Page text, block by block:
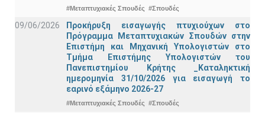
#Μεταπτυχιακές Σπουδές #Σπουδές
09/06/2026
Προκήρυξη εισαγωγής πτυχιούχων στo
Πρόγραμμα Μεταπτυχιακών Σπουδών στην
Επιστήμη και Μηχανική Υπολογιστών στο
Τμήμα Eπιστήμης Υπολογιστών του
Πανεπιστημίου Κρήτης _Καταληκτική
ημερομηνία 31/10/2026 για εισαγωγή το
εαρινό εξάμηνο 2026-27
#Μεταπτυχιακές Σπουδές #Σπουδές